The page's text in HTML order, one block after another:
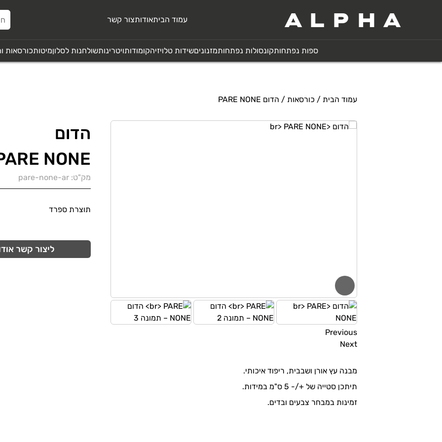
ALPHA עמוד הביתאודותצור קשר
ספות נפתחותקונסולות נפתחותמזנוניםשידות טלויזיהקומודותויטרינותשולחנות לסלוןמיטותכורסאות
עמוד הבית / כורסאות / הדום PARE NONE
Previous
Next
הדום
NONE
מק"ט: pare-none-ar
תוצרת ספרד
ליצור קשר
מבנה עץ אורן ושבבית, ריפוד איכותי.
תיתכן סטייה של +/- 5 ס"מ במידות.
זמינות במבחר צבעים ובדים.